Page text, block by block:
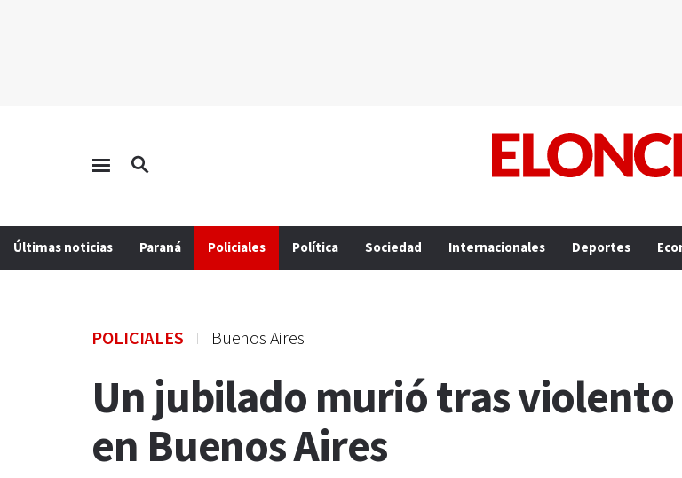
Últimas noticias Paraná Policiales Política Sociedad Internacionales Deportes
POLICIALES Buenos Aires
Un jubilado murió tras
en Buenos Aires